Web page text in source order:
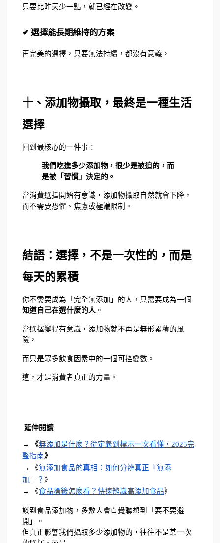
只要比昨天少一點，就已經在改變。
✔ 選擇能長期維持的方案
再完美的選擇，只要無法持續，都沒有意義。
十、添加物攝取，最終是一種生活
選擇
回到最核心的一件事：
我們吃進多少添加物，很少是被迫的，而
是被「習慣」決定的。
當消費選擇開始有意識，添加物攝取自然就會下降，
而不需要恐懼、焦慮或極端限制。
結語：選擇，不是一次性的，而是
每天的累積
你不需要成為「完全無添加」的人，只需要成為一個
知道自己在選什麼的人 。
當選擇變得有意識，添加物就不再是無形累積的風
險，
而只是眾多飲食因素中的一個可控變數。
這，才是消費者真正的力量。
延伸閱讀
→ 《無添加是什麼？從定義到標示一次看懂，2025完
整指南》
→ 《無添加食品的真相：如何分辨真正『無添
加』？ 》
→ 《食品標籤怎麼看？快速辨識高添加食品》
談到食品添加物，多數人會直覺聯想到「要不要避
開」。
但真正影響我們攝取多少添加物的，往往不是某一次